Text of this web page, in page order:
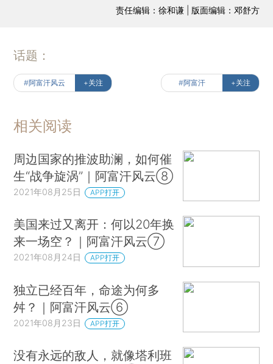
责任编辑：徐和谦 | 版面编辑：邓舒方
话题：
#阿富汗风云 +关注 #阿富汗 +关注
相关阅读
周边国家的推波助澜，如何催
生“战争旋涡”｜阿富汗风云⑧
2021年08月25日 APP打开
美国来过又离开：何以20年换
来一场空？｜阿富汗风云⑦
2021年08月24日 APP打开
独立已经百年，命途为何多
舛？｜阿富汗风云⑥
2021年08月23日 APP打开
没有永远的敌人，就像塔利班